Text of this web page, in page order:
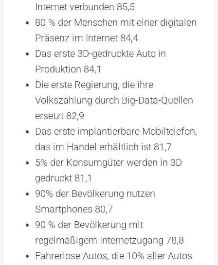
Internet verbunden 85,5
80 % der Menschen mit einer digitalen
Präsenz im Internet 84,4
Das erste 3D-gedruckte Auto in
Produktion 84,1
Die erste Regierung, die ihre
Volkszählung durch Big-Data-Quellen
ersetzt 82,9
Das erste implantierbare Mobiltelefon,
das im Handel erhältlich ist 81,7
5% der Konsumgüter werden in 3D
gedruckt 81,1
90% der Bevölkerung nutzen
Smartphones 80,7
90 % der Bevölkerung mit
regelmäßigem Internetzugang 78,8
Fahrerlose Autos, die 10% aller Autos